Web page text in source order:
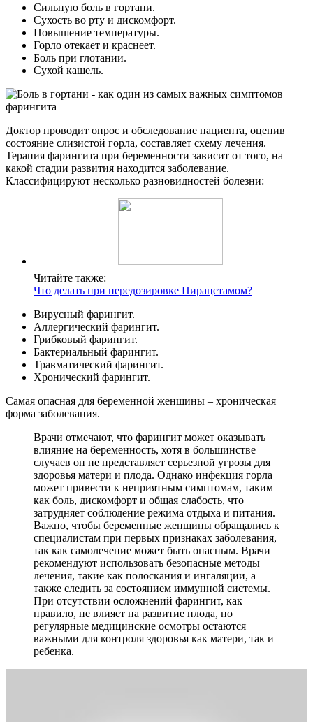
Сильную боль в гортани.
Сухость во рту и дискомфорт.
Повышение температуры.
Горло отекает и краснеет.
Боль при глотании.
Сухой кашель.
Доктор проводит опрос и обследование пациента, оценив
состояние слизистой горла, составляет схему лечения.
Терапия фарингита при беременности зависит от того, на
какой стадии развития находится заболевание.
Классифицируют несколько разновидностей болезни:
Читайте также:
Что делать при передозировке Пирацетамом?
Вирусный фарингит.
Аллергический фарингит.
Грибковый фарингит.
Бактериальный фарингит.
Травматический фарингит.
Хронический фарингит.
Самая опасная для беременной женщины – хроническая
форма заболевания.
Врачи отмечают, что фарингит может оказывать
влияние на беременность, хотя в большинстве
случаев он не представляет серьезной угрозы для
здоровья матери и плода. Однако инфекция горла
может привести к неприятным симптомам, таким
как боль, дискомфорт и общая слабость, что
затрудняет соблюдение режима отдыха и питания.
Важно, чтобы беременные женщины обращались к
специалистам при первых признаках заболевания,
так как самолечение может быть опасным. Врачи
рекомендуют использовать безопасные методы
лечения, такие как полоскания и ингаляции, а
также следить за состоянием иммунной системы.
При отсутствии осложнений фарингит, как
правило, не влияет на развитие плода, но
регулярные медицинские осмотры остаются
важными для контроля здоровья как матери, так и
ребенка.